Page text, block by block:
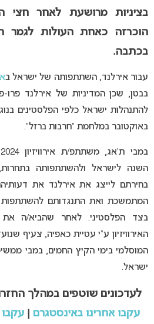
בציניות מרושעת לאחר חצי
הוכרזה כאחת העולות לגמר
בכתבה.
עבור אירלנד, השתתפותה של ישראל ב
בבטן, שכן המדיניות של אירלנד
באוקטובר במלחמת “חרבות ברזל”.
השנה לישראל ולהשתתפותה
בחירתם לייצג את אירלנד את
המתמשכת ואת התנגדותם להשתתפות
בצד הפלסטיני. לאחר שהביא/ה
האירוויזיון ע”י עטיית כאפיה, צעיף
המוסלמי בימי הקיץ החמים, במבי
ישראל.
לעדכונים שוטפים במהלך
עקבו אחרינו באינסטגרם
עקבו